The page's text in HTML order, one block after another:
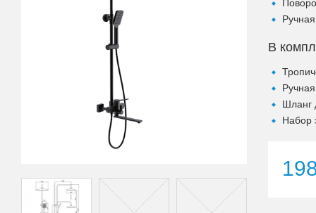
В
Шланг
Набор